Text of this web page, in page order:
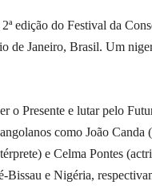
edição do Festival da
de Janeiro, Brasil. Um
o Presente e lutar pelo
como João
e Celma Pontes
Bissau e Nigéria,